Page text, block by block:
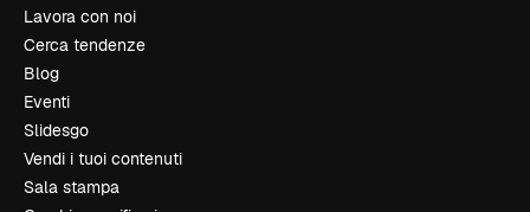
Lavora con noi
Cerca tendenze
Blog
Eventi
Slidesgo
Vendi i tuoi contenuti
Sala stampa